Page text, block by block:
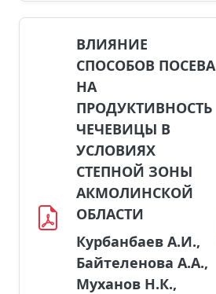
ВЛИЯНИЕ
СПОСОБОВ ПОСЕВА
НА
ПРОДУКТИВНОСТЬ
ЧЕЧЕВИЦЫ В
УСЛОВИЯХ
СТЕПНОЙ ЗОНЫ
АКМОЛИНСКОЙ
ОБЛАСТИ
Курбанбаев А.И.,
Байтеленова А.А.,
Муханов Н.К.,